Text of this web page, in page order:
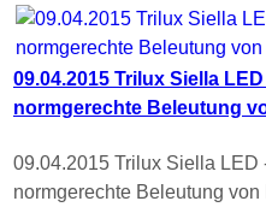
09.04.2015 Trilux Siella
normgerechte Beleutung
09.04.2015 Trilux Siella LED
normgerechte Beleutung